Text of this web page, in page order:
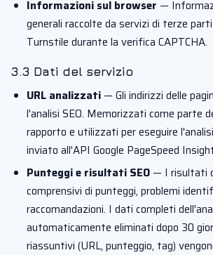
Informazioni sul browser —
generali raccolte da servizi di terze
Turnstile durante la verifica CAPTCHA.
3.3 Dati del servizio
URL analizzati — Gli indirizzi delle
l'analisi SEO. Memorizzati come parte
rapporto e utilizzati per eseguire
inviato all'API Google PageSpeed
Punteggi e risultati SEO — I risultati
comprensivi di punteggi, problemi
raccomandazioni. I dati completi
automaticamente eliminati dopo 30
riassuntivi (URL, punteggio, tag)